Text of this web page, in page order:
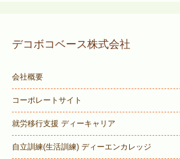
デコボコベース株式会社
会社概要
コーポレートサイト
就労移行支援 ディーキャリア
自立訓練(生活訓練) ディーエンカレッジ